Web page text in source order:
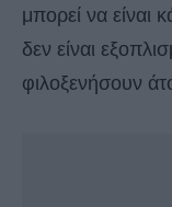
μπορεί να είναι
δεν είναι
φιλοξενήσουν